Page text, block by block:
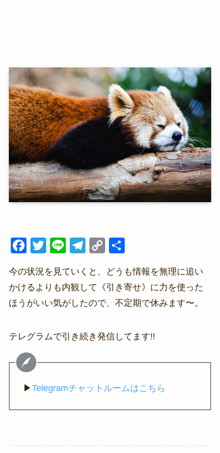
F
c
e
b
o
k
T
tt
er
Li
e
T
e
gr
a
C
p
y
Li
k
今の状況を見ていくと、どうも情報を無理に追い
かけるよりも内観して《引き寄せ》に力を使った
ほうがいい気がしたので、不定期で休みます〜。
テレグラムで引き続き発信してます!!
▶Telegramチャットルームはこちら